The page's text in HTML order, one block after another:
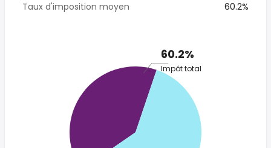
Taux d'imposition moyen
60.2%
60.2%
Impôt total